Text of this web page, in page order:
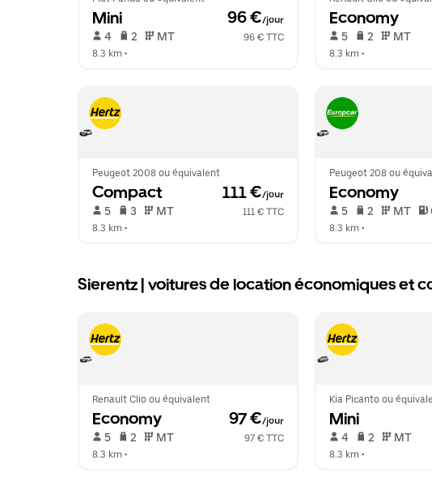
Mini 96 €/jour
4 2 MT
96 € TTC
8.3 km •
Economy
5 2 MT
8.3 km •
Peugeot 2008 ou équivalent
Compact 111 €/jour
5 3 MT
111 € TTC
8.3 km •
Peugeot 208 ou
Economy
5 2 MT
8.3 km •
Sierentz | voitures de location économiques et
Renault Clio ou équivalent
Economy 97 €/jour
5 2 MT
97 € TTC
8.3 km •
Kia Picanto ou
Mini
4 2 MT
8.3 km •